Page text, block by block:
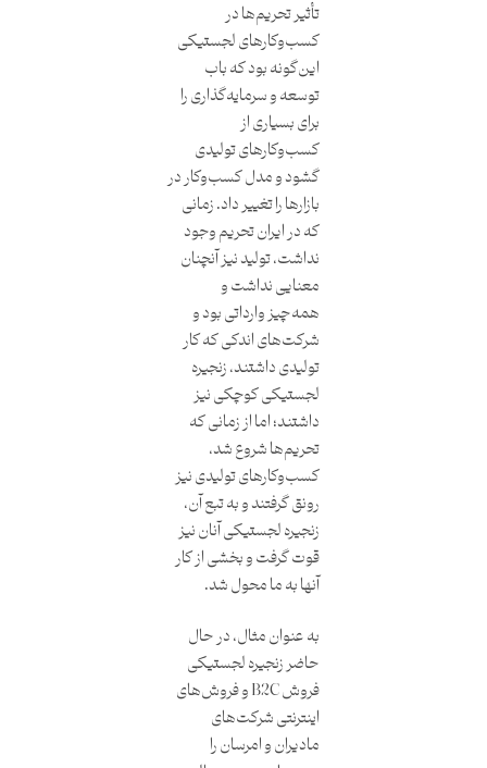
تأثیر تحریم‌ها در
کسب‌و‌کارهای لجستیکی
این‌گونه بود که باب
توسعه و سرمایه‌گذاری را
برای بسیاری از
کسب‌و‌کارهای تولیدی
گشود و مدل کسب‌و‌کار در
بازارها را تغییر داد. زمانی
که در ایران تحریم وجود
نداشت، تولید نیز آنچنان
معنایی نداشت و
همه‌چیز وارداتی بود و
شرکت‌های اندکی که کار
تولیدی داشتند، زنجیره
لجستیکی کوچکی نیز
داشتند؛ اما از زمانی که
تحریم‌ها شروع شد،
کسب‌و‌کارهای تولیدی نیز
رونق گرفتند و به تبع آن،
زنجیره لجستیکی آنان نیز
قوت گرفت و بخشی از کار
آنها به ما محول شد.
به عنوان مثال، در حال
حاضر زنجیره لجستیکی
فروش B2C و فروش‌های
اینترنتی شرکت‌های
مادیران و امرسان را